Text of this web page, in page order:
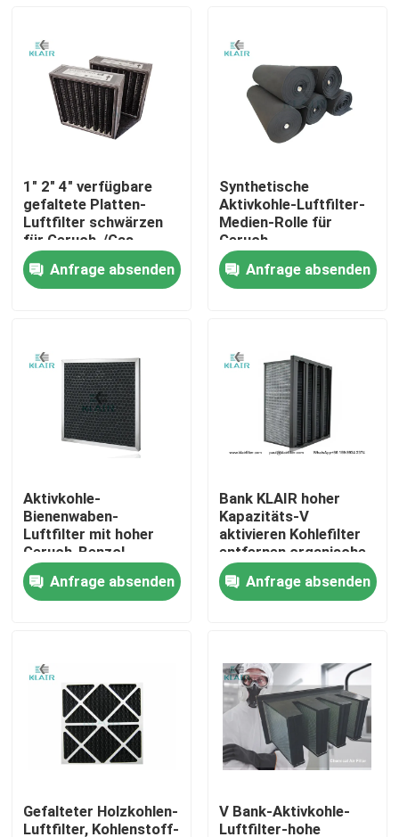
Produkte
Über uns
Fabrik-Ausflug
Qualitätskontrolle
Treten Sie mit uns in Verbindung
Taschenluftfilter
Hvac-Luftfilter
hepa Luftfilter
1" 2" 4" verfügbare
gefaltete Platten-
Luftfilter schwärzen
für Geruch-/Gas-
Filtration
Anfrage absenden
Synthetische
Aktivkohle-Luftfilter-
Medien-Rolle für
Geruch-
Steuerlüftungsanlage
Anfrage absenden
Aktivkohle-
Bienenwaben-
Luftfilter mit hoher
Geruch-Benzol-
Absorption
Anfrage absenden
Bank KLAIR hoher
Kapazitäts-V
aktivieren Kohlefilter
entfernen organische
Gase VOCs
Anfrage absenden
Gefalteter Holzkohlen-
Luftfilter, Kohlenstoff-
V Bank-Aktivkohle-
Luftfilter-hohe